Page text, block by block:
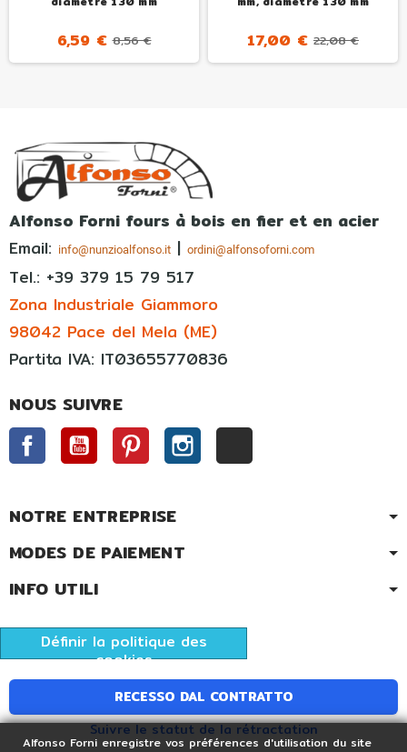
6,59 € 8,56 € 17,00 € 22,08 €
Alfonso Forni fours à bois en fier et en acier
Email: info@nunzioalfonso.it | ordini@alfonsoforni.com
Tel.: +39 379 15 79 517
Zona Industriale Giammoro
98042 Pace del Mela (ME)
Partita IVA: IT03655770836
NOUS SUIVRE
FacebookYouTube PinterestInstagram
NOTRE ENTREPRISE
MODES DE PAIEMENT
INFO UTILI
Définir la politique des
cookies
RECESSO DAL CONTRATTO
Suivre le statut de la rétractation
Alfonso Forni enregistre vos préférences d'utilisation du site